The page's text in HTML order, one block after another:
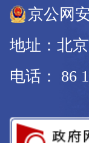
京公网
地址：北
电话： 86